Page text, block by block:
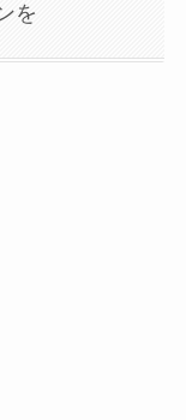
を